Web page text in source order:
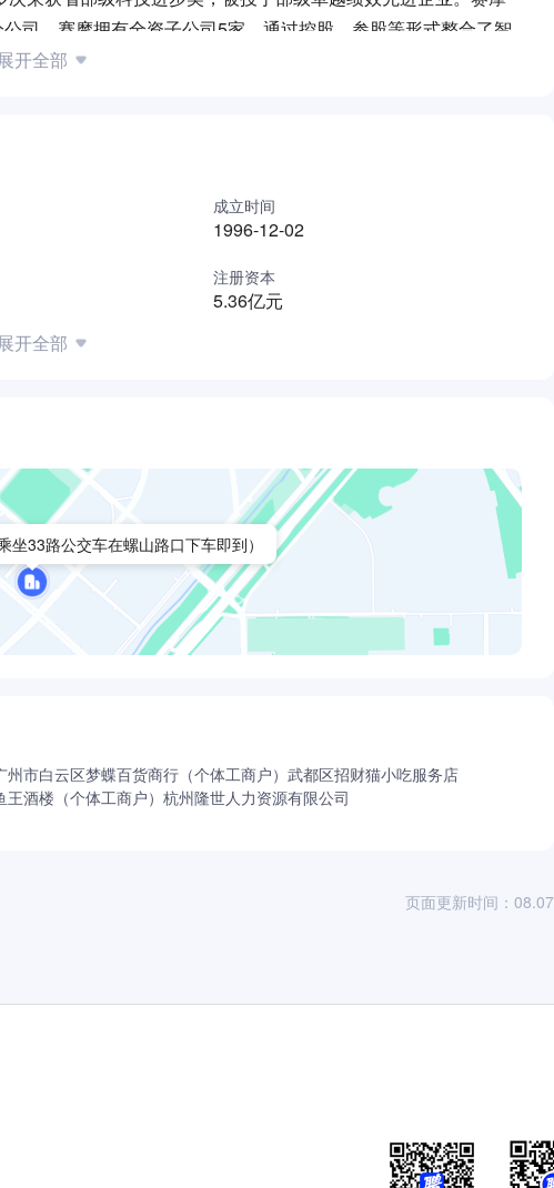
司，赛摩拥有全资子公司5家，通过控股、参股等形式整合了智
。
能制造行业内优质企业，进一步强化作为领先的工业互联网平台
上市公司业绩持续增长，加快公司长期战略目标的实现， 为
展开全部
成立时间
1996-12-02
注册资本
5.36亿元
展开全部
33路公交车在螺山路口下车即到）
州市白云区梦蝶百货商行（个体工商户） 武都区招财猫小吃服务店
王酒楼（个体工商户） 杭州隆世人力资源有限公司
页面更新时间：08.07